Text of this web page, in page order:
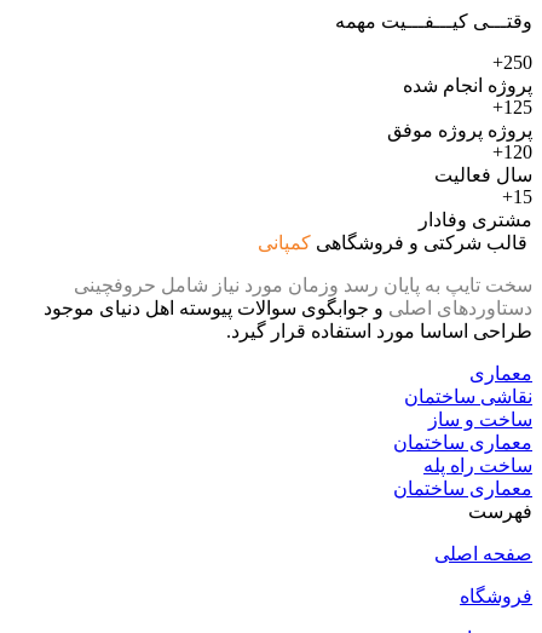
وقتـــی کیـــفـــیت مهمه
250+
پروژه انجام شده
125+
پروژه پروژه موفق
120+
سال فعالیت
15+
مشتری وفادار
قالب شرکتی و فروشگاهی کمپانی
سخت تایپ به پایان رسد وزمان مورد نیاز شامل حروفچینی
دستاوردهای اصلی و جوابگوی سوالات پیوسته اهل دنیای موجود
طراحی اساسا مورد استفاده قرار گیرد.
معماری
نقاشی ساختمان
ساخت و ساز
معماری ساختمان
ساخت راه پله
معماری ساختمان
فهرست
صفحه اصلی
فروشگاه